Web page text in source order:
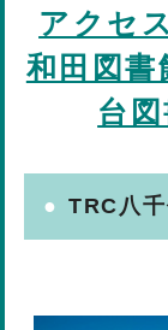
アクセ
和田図書
台
TRC八